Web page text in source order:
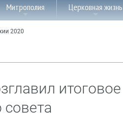
Митрополия Церковная жизнь
2020
итоговое